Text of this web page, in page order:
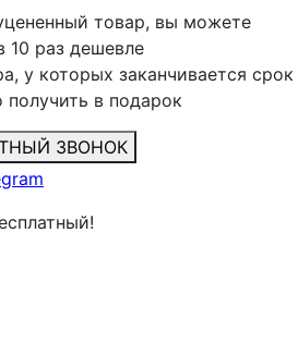
товар, вы можете
10 раз дешевле
у которых заканчивается срок
в подарок
ЗВОНОК